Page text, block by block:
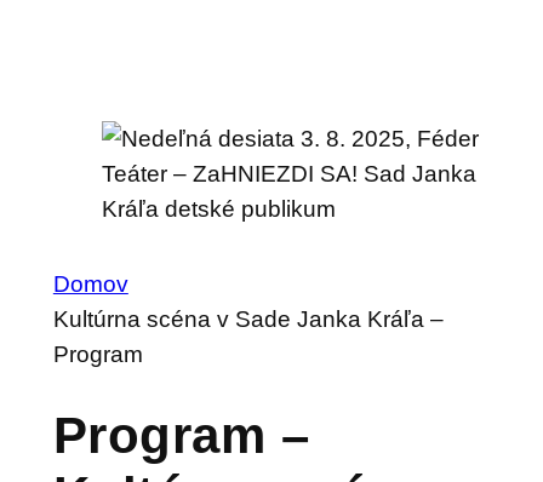
Domov
Kultúrna scéna v Sade Janka Kráľa –
Program
Program –